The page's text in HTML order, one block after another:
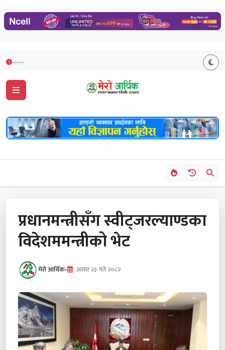
--:--:--
प्रधानमन्त्रीसँग स्वीट्जरल्याण्डका
विदेशममन्त्रीको भेट
मेरो आर्थिक• असार २३ गते २०८२